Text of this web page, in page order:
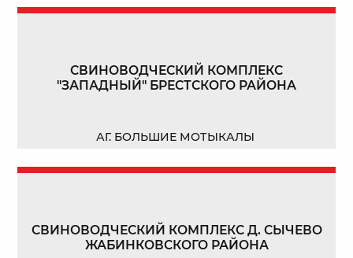
СВИНОВОДЧЕСКИЙ КОМПЛЕКС
"ЗАПАДНЫЙ" БРЕСТСКОГО РАЙОНА
АГ. БОЛЬШИЕ МОТЫКАЛЫ
СВИНОВОДЧЕСКИЙ КОМПЛЕКС Д. СЫЧЕВО
ЖАБИНКОВСКОГО РАЙОНА